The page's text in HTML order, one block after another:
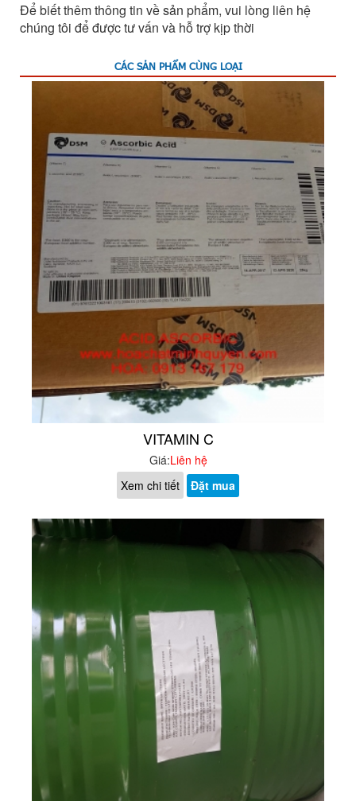
Để biết thêm thông tin về sản phẩm, vui lòng liên hệ
chúng tôi để được tư vấn và hỗ trợ kịp thời
CÁC SẢN PHẨM CÙNG LOẠI
VITAMIN C
Giá:Liên hệ
Xem chi tiết
Đặt mua